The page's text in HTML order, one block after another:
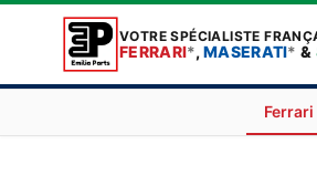
VOTRE SPÉCIALISTE
FERRARI*,MASERATI* &
Ferrari